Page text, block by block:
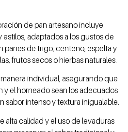
de pan artesano incluye
adaptados a los gustos de
panes de trigo, centeno, espelta y
frutos secos o hierbas naturales.
individual, asegurando que
y el horneado sean los adecuados
sabor intenso y textura inigualable.
alta calidad y el uso de levaduras